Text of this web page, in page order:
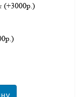
(+3000р.)